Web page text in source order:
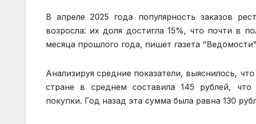
В апреле 2025 года популярность заказов
возросла: их доля достигла 15%, что почти в
месяца прошлого года, пишет газета
Анализируя средние показатели, выяснилось,
стране в среднем составила 145 рублей,
покупки. Год назад эта сумма была равна 130